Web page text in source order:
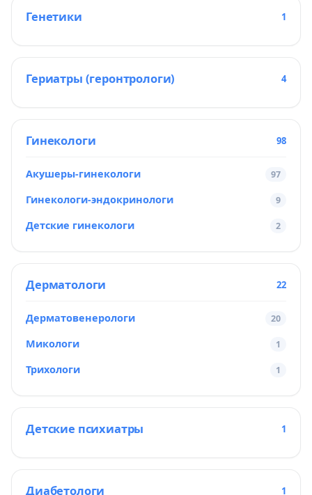
Генетики 1
Гериатры (геронтрологи) 4
Гинекологи 98
Акушеры-гинекологи 97
Гинекологи-эндокринологи 9
Детские гинекологи 2
Дерматологи 22
Дерматовенерологи 20
Микологи 1
Трихологи 1
Детские психиатры 1
Диабетологи 1